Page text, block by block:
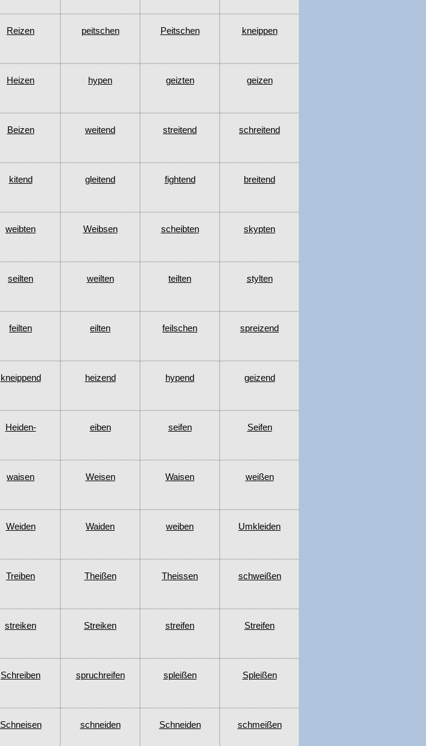
Reizen peitschen Peitschen kneippen
Heizen hypen geizten geizen
Beizen weitend streitend schreitend
kitend gleitend fightend breitend
weibten Weibsen scheibten skypten
seilten weilten teilten stylten
feilten eilten feilschen spreizend
kneippend heizend hypend geizend
Heiden- eiben seifen Seifen
waisen Weisen Waisen weißen
Weiden Waiden weiben Umkleiden
Treiben Theißen Theissen schweißen
streiken Streiken streifen Streifen
Schreiben spruchreifen spleißen Spleißen
Schneisen schneiden Schneiden schmeißen